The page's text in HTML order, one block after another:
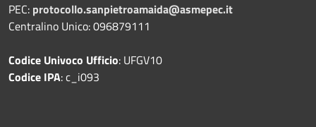
PEC: protocollo.sanpietroamaida@asmepec.it
Centralino Unico: 096879111
Codice Univoco Ufficio: UFGV10
Codice IPA: c_i093